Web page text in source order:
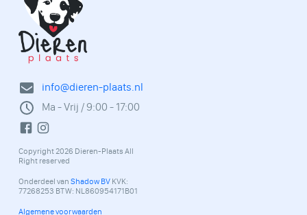
info@dieren-plaats.nl
Ma - Vrij / 9:00 - 17:00
Copyright 2026 Dieren-Plaats All
Right reserved
Onderdeel van Shadow BV KVK:
77268253 BTW: NL860954171B01
Algemene voorwaarden